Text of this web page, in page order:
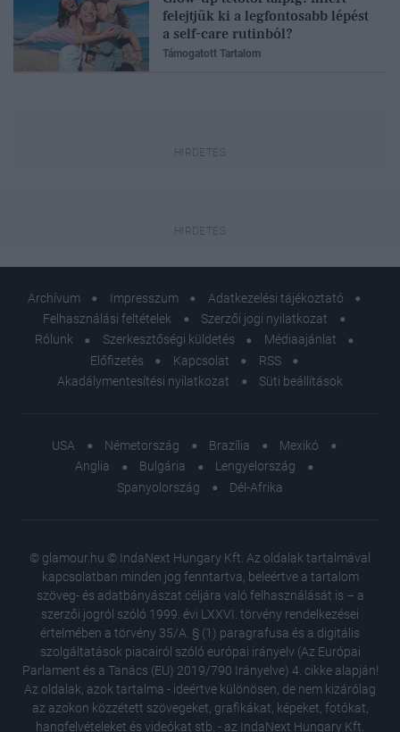
felejtjük ki a legfontosabb lépést
a self-care rutinból?
Támogatott Tartalom
Archívum Impresszum
Adatkezelési tájékoztató
Felhasználási feltételek
Szerzői jogi nyilatkozat
Rólunk
Szerkesztőségi küldetés
Médiaajánlat
Előfizetés
Kapcsolat
RSS
Akadálymentesítési nyilatkozat
Süti beállítások
USA Németország Brazília
Mexikó
Anglia
Bulgária
Lengyelország
Spanyolország
Dél-Afrika
© glamour.hu © IndaNext Hungary Kft. Az oldalak tartalmával
kapcsolatban minden jog fenntartva, beleértve a tartalom
szöveg- és adatbányászat céljára való felhasználását is – a
szerzői jogról szóló 1999. évi LXXVI. törvény rendelkezései
értelmében a törvény 35/A. § (1) paragrafusa és a digitális
szolgáltatások piacairól szóló európai irányelv (Az Európai
Parlament és a Tanács (EU) 2019/790 Irányelve) 4. cikke alapján!
Az oldalak, azok tartalma - ideértve különösen, de nem kizárólag
az azokon közzétett szövegeket, grafikákat, képeket, fotókat,
hangfelvételeket és videókat stb. - az IndaNext Hungary Kft.